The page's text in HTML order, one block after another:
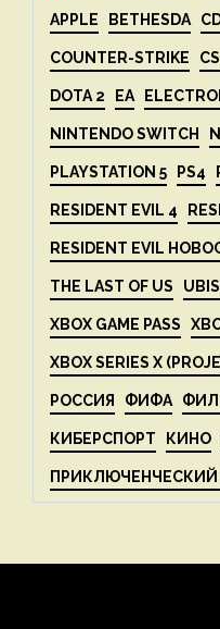
APPLE BETHESDA
COUNTER-STRIKE
DOTA 2 EA
NINTENDO SWITCH
PLAYSTATION 5 PS4
RESIDENT EVIL 4
RESIDENT EVIL
THE LAST OF US
XBOX GAME PASS
XBOX SERIES X
РОССИЯ ФИФА ФИЛ
КИБЕРСПОРТ КИНО
ПРИКЛЮЧЕНЧЕСКИЙ